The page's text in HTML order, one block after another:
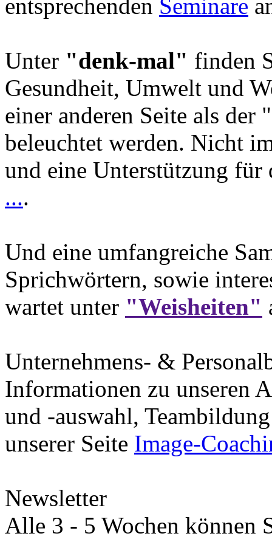
entsprechenden Seminare
Unter "denk-mal" finden
Gesundheit, Umwelt und
einer anderen Seite als
beleuchtet werden. Nicht
und eine Unterstützung
....
Und eine umfangreiche
Sprichwörtern, sowie
wartet unter "Weisheiten"
Unternehmens- &
Informationen zu unseren
und -auswahl,
unserer Seite Image-
Newsletter
Alle 3 - 5 Wochen können